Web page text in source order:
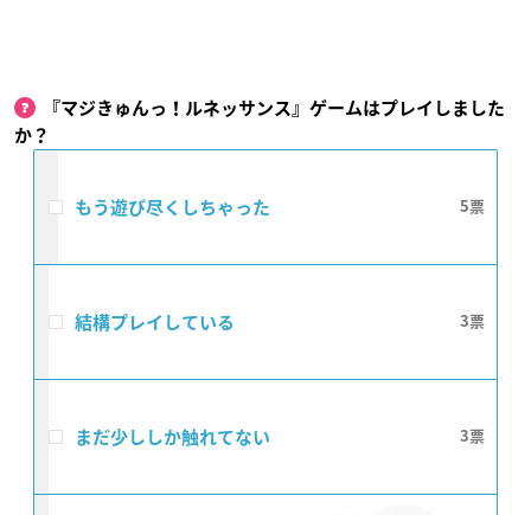
『マジきゅんっ！ルネッサンス​』​ゲームはプレイしました
か？
もう遊び尽くしちゃった 5
結構プレイしている 3
まだ少ししか触れてない 3